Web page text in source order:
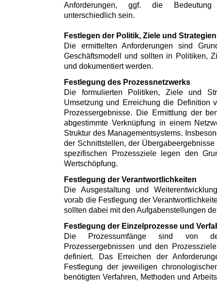
Anforderungen, ggf. die Bedeutung
unterschiedlich sein.
Festlegen der Politik, Ziele und Strategien
Die ermittelten Anforderungen sind
Geschäftsmodell und sollten in Politiken,
und dokumentiert werden.
Festlegung des Prozessnetzwerks
Die formulierten Politiken, Ziele und
Umsetzung und Erreichung die Definition
Prozessergebnisse. Die Ermittlung der
abgestimmte Verknüpfung in einem
Struktur des Managementsystems.
der Schnittstellen, der
spezifischen Prozessziele legen den
Wertschöpfung.
Festlegung der Verantwortlichkeiten
Die Ausgestaltung und
vorab die Festlegung der
sollten dabei mit den Aufgabenstellungen
Festlegung der Einzelprozesse und
Die Prozessumfänge sind von
Prozessergebnissen und den
definiert. Das Erreichen der
Festlegung der jeweiligen
benötigten Verfahren, Methoden und